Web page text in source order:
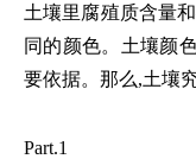
土壤里腐殖质含量
同的颜色。土壤颜
要依据。那么,土壤
Part.1